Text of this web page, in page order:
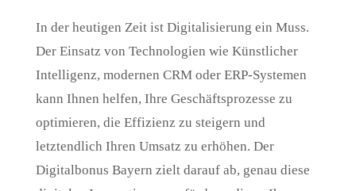
In der heutigen Zeit ist Digitalisierung ein Muss.
Der Einsatz von Technologien wie Künstlicher
Intelligenz, modernen CRM oder ERP-Systemen
kann Ihnen helfen, Ihre Geschäftsprozesse zu
optimieren, die Effizienz zu steigern und
letztendlich Ihren Umsatz zu erhöhen. Der
Digitalbonus Bayern zielt darauf ab, genau diese